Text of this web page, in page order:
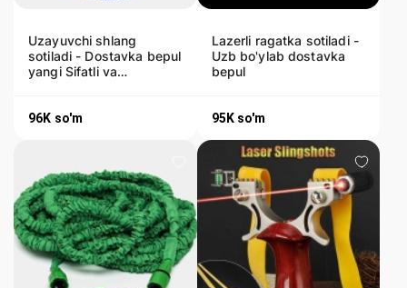
Uzayuvchi shlang
sotiladi - Dostavka bepul
yangi Sifatli va
96K so'm
Lazerli ragatka sotiladi -
Uzb bo'ylab dostavka
bepul
95K so'm